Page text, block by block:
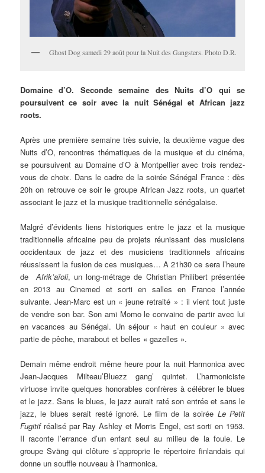
Ghost Dog samedi 29 août pour la Nuit des Gangsters. Photo D.R.
Domaine d’O. Seconde semaine des Nuits d’O qui se
poursuivent ce soir avec la nuit Sénégal et African jazz
roots.
Après une première semaine très suivie, la deuxième vague des
Nuits d’O, rencontres thématiques de la musique et du cinéma,
se poursuivent au Domaine d’O à Montpellier avec trois rendez-
vous de choix. Dans le cadre de la soirée Sénégal France : dès
20h on retrouve ce soir le groupe African Jazz roots, un quartet
associant le jazz et la musique traditionnelle sénégalaise.
Malgré d’évidents liens historiques entre le jazz et la musique
traditionnelle africaine peu de projets réunissant des musiciens
occidentaux de jazz et des musiciens traditionnels africains
réussissent la fusion de ces musiques… A 21h30 ce sera l’heure
de
Afrik’aïoli, un long-métrage de Christian Philibert présentée
en 2013 au Cinemed et sorti en salles en France l’année
suivante. Jean-Marc est un « jeune retraité » : il vient tout juste
de vendre son bar. Son ami Momo le convainc de partir avec lui
en vacances au Sénégal. Un séjour « haut en couleur » avec
partie de pêche, marabout et belles « gazelles ».
Demain même endroit même heure pour la nuit Harmonica avec
Jean-Jacques Milteau’Bluezz gang’ quintet. L’harmoniciste
virtuose invite quelques honorables confrères à célébrer le blues
et le jazz. Sans le blues, le jazz aurait raté son entrée et sans le
jazz, le blues serait resté ignoré. Le film de la soirée Le Petit
Fugitifréalisé par Ray Ashley et Morris Engel, est sorti en 1953.
Il raconte l’errance d’un enfant seul au milieu de la foule. Le
groupe Sväng qui clôture s’approprie le répertoire finlandais qui
donne un souffle nouveau à l’harmonica.